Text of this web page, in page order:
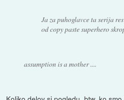
Ja za puhoglavce ta serija
od copy paste superhero
assumption is a mother ....